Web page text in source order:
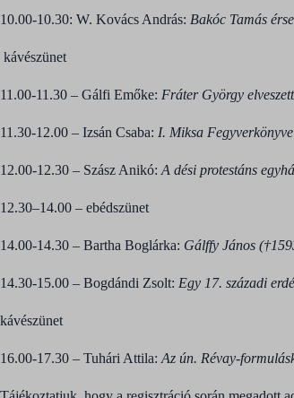
10.00-10.30: W. Kovács András: Bakóc Tamás
kávészünet
11.00-11.30 – Gálfi Emőke: Fráter György
11.30-12.00 – Izsán Csaba: I. Miksa
12.00-12.30 – Szász Anikó: A dési protestáns
12.30–14.00 – ebédszünet
14.00-14.30 – Bartha Boglárka: Gálffy János
14.30-15.00 – Bogdándi Zsolt: Egy 17. századi
kávészünet
16.00-17.30 – Tuhári Attila: Az ún. Révay-